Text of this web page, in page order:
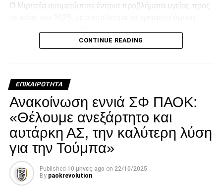
Ο Μιρτσέα αντιμετώπισε έντονα προβλήματα υγείας προς
κρυολόγημα, το οποίο επηρέασε αρνητικά την ήδη
αναγκαία να νοσηλευτεί. Οι πληροφορίες αναφέρουν ότι η
νοσηλείας του.
Facebook
Twitter
EmailPinterest
WhatsApp
LinkedIn
Telegram
CONTINUE READING
ΕΠΙΚΑΙΡΌΤΗΤΑ
Ανακοίνωση εννιά ΣΦ ΠΑΟΚ:
«Θέλουμε ανεξάρτητο και
αυτάρκη ΑΣ, την καλύτερη λύση
για την Τούμπα»
Published 10 μήνες ago on 22/10/2025
By paokrevolution